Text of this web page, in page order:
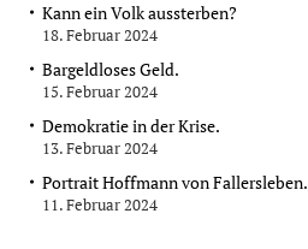
Kann ein Volk aussterben?
18. Februar 2024
Bargeldloses Geld.
15. Februar 2024
Demokratie in der Krise.
13. Februar 2024
Portrait Hoffmann von Fallersleben.
11. Februar 2024